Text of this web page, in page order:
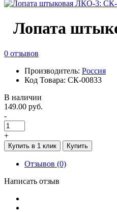
Лопата
0 отзывов
Производитель: Россия
Код Товара: СК-00833
В наличии
149.00 руб.
-
+
Купить в 1 клик Купить
Отзывов (0)
Написать отзыв